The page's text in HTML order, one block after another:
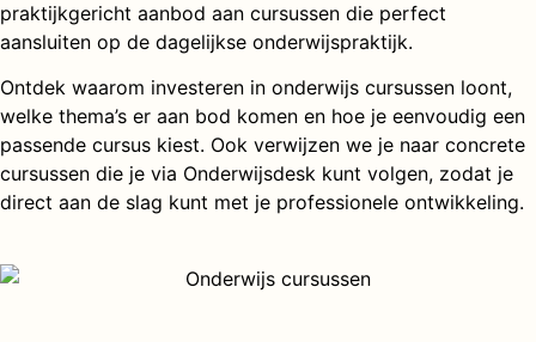
praktijkgericht aanbod aan cursussen die perfect
aansluiten op de dagelijkse onderwijspraktijk.
Ontdek waarom investeren in onderwijs cursussen loont,
welke thema’s er aan bod komen en hoe je eenvoudig een
passende cursus kiest. Ook verwijzen we je naar concrete
cursussen die je via Onderwijsdesk kunt volgen, zodat je
direct aan de slag kunt met je professionele ontwikkeling.